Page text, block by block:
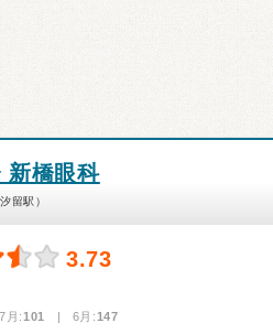
新橋眼科
留駅）
3.73
月:101 | 6月:147